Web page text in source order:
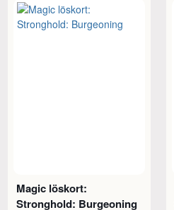
Magic löskort:
Stronghold: Burgeoning